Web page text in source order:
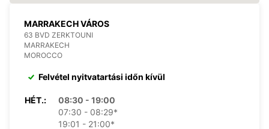
MARRAKECH VÁROS
63 BVD ZERKTOUNI
MARRAKECH
MOROCCO
Felvétel nyitvatartási időn kívül
HÉT.:
08:30 - 19:00
07:30 - 08:29*
19:01 - 21:00*